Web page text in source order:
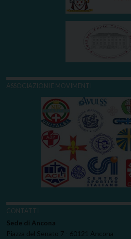
ASSOCIAZIONI E MOVIMENTI
CONTATTI
Sede di Ancona
Piazza del Senato 7 - 60121 Ancona